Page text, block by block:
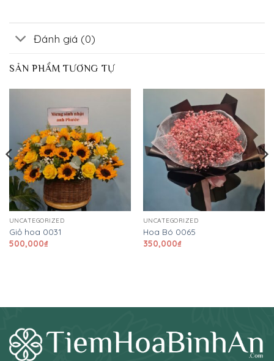
Đánh giá (0)
SẢN PHẨM TƯƠNG TỰ
UNCATEGORIZED
Giỏ hoa 0031
500,000₫
UNCATEGORIZED
Hoa Bó 0065
350,000₫